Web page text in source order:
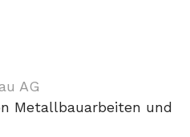
AG
Metallbauarbeiten und